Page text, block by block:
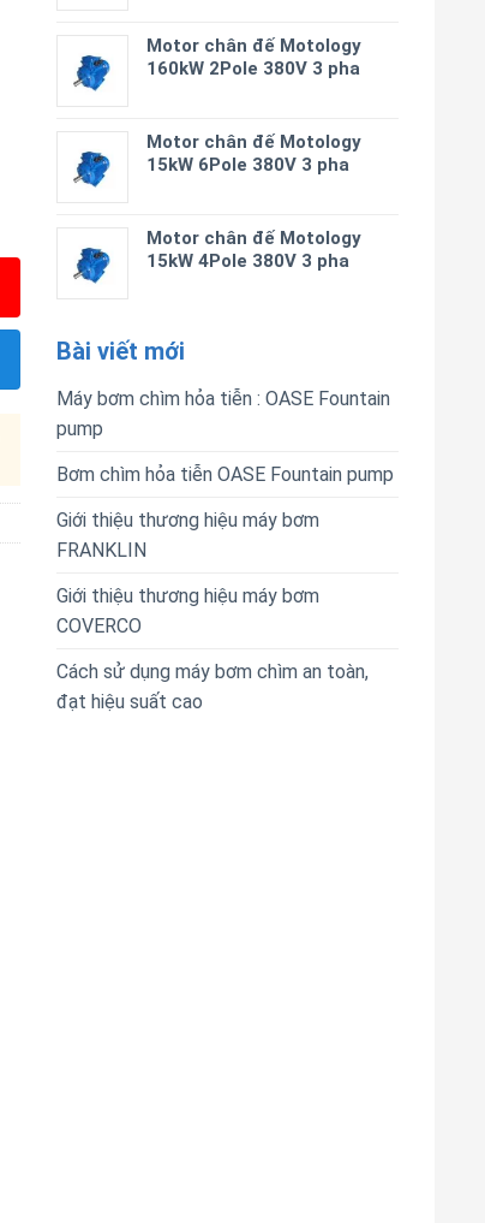
Motor chân đế Motology
160kW 2Pole 380V 3 pha
Motor chân đế Motology
15kW 6Pole 380V 3 pha
Motor chân đế Motology
15kW 4Pole 380V 3 pha
Bài viết mới
Máy bơm chìm hỏa tiễn : OASE Fountain
pump
Bơm chìm hỏa tiễn OASE Fountain pump
Giới thiệu thương hiệu máy bơm
FRANKLIN
Giới thiệu thương hiệu máy bơm
COVERCO
Cách sử dụng máy bơm chìm an toàn,
đạt hiệu suất cao